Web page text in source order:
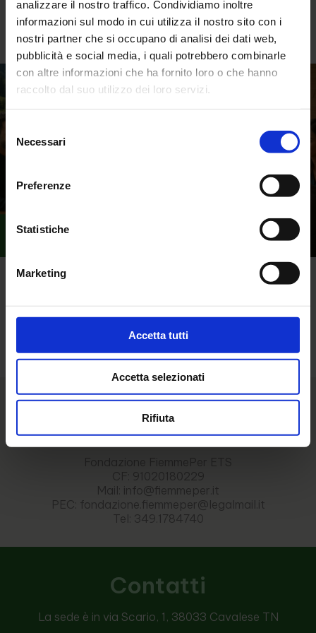
analizzare il nostro traffico. Condividiamo inoltre
informazioni sul modo in cui utilizza il nostro sito con i
nostri partner che si occupano di analisi dei dati web,
pubblicità e social media, i quali potrebbero combinarle
con altre informazioni che ha fornito loro o che hanno
raccolto dal suo utilizzo dei loro servizi.
delNecessari
Preferenze
Statistiche
Marketing
Accetta tutti
Accetta selezionati
Rifiuta
* l’immagine è stata generata tramite l’intelligenza
artificiale, il corso sarà decisamente più “reale” 😉
Torna alle news
CF: 91020180229
Mail: info@fiemmeper.it
PEC: fondazione.fiemmeper@legalmail.it
Tel: 349.1784740
Contatti
La sede è in via Scario, 1, 38033 Cavalese TN